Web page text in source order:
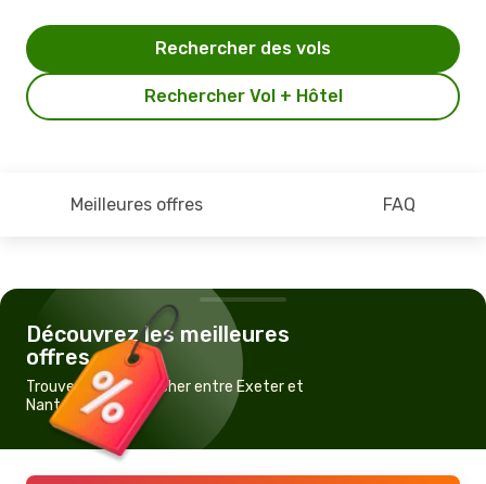
Rechercher Vol + Hôtel
Rechercher des vols
Meilleures offres FAQ
Découvrez les meilleures
offres
Trouvez un vol pas cher entre Exeter et
Nantes